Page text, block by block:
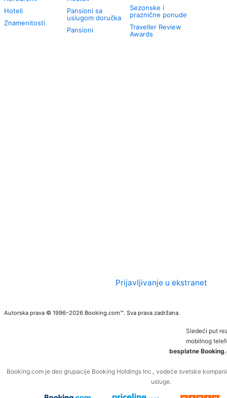
Hoteli
Znamenitosti
Pansioni sa
uslugom doručka
Pansioni
Sezonske i
praznične ponude
Traveller Review
Awards
Prijavljivanje u ekstranet
Autorska prava © 1996–2026 Booking.com™. Sva prava zadržana.
Sledeći put
mobilnog
besplatne
Booking.com je deo grupacije Booking Holdings Inc., vodeće svetske
usluge.